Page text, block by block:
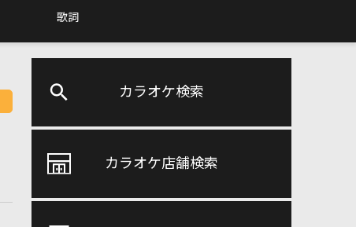
歌詞
カラオケ検索
カラオケ店舗検索